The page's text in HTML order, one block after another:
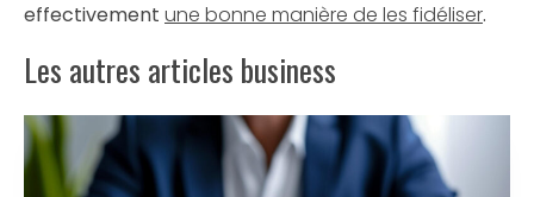
effectivement une bonne manière de les fidéliser.
Les autres articles business